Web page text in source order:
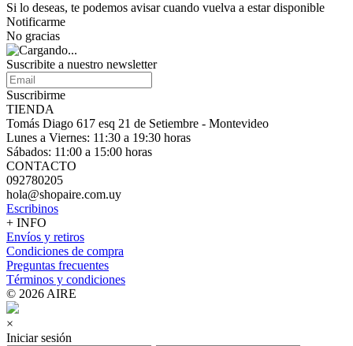
Si lo deseas, te podemos avisar cuando vuelva a estar disponible
Notificarme
No gracias
Suscribite a nuestro newsletter
Suscribirme
TIENDA
Tomás Diago 617 esq 21 de Setiembre - Montevideo
Lunes a Viernes: 11:30 a 19:30 horas
Sábados: 11:00 a 15:00 horas
CONTACTO
092780205
hola@shopaire.com.uy
Escribinos
+ INFO
Envíos y retiros
Condiciones de compra
Preguntas frecuentes
Términos y condiciones
© 2026 AIRE
×
Iniciar sesión